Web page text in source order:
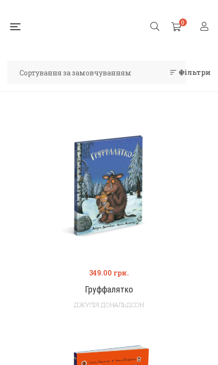
0
Фільтри
Груффалятко
349.00 грн.
ДЖУЛІЯ ДОНАЛЬДСОН